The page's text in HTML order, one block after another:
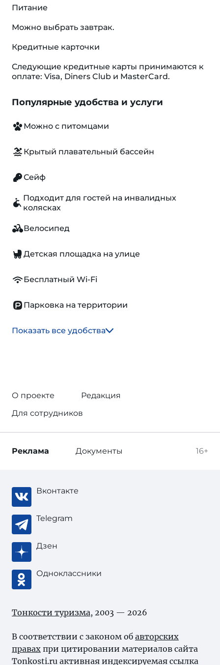
Питание
Можно выбрать завтрак.
Кредитные карточки
Следующие кредитные карты принимаются к
оплате: Visa, Diners Club и MasterCard.
Популярные удобства и услуги
Можно с питомцами
Крытый плавательный бассейн
Сейф
Подходит для гостей на инвалидных
колясках
Велосипед
Детская площадка на улице
Бесплатный Wi-Fi
Парковка на территории
Показать все удобства
О проекте
Редакция
Для сотрудников
16+
Реклама Документы
Вконтакте
Telegram
Дзен
Одноклассники
Тонкости туризма, 2003 — 2026
В соответствии с законом об авторских
правах при цитировании материалов сайта
Tonkosti.ru активная индексируемая ссылка